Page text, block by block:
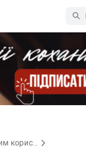
Всі мої книги містять сцени 18+, тому доступні лише зареєстрованим користувачам Букнет.